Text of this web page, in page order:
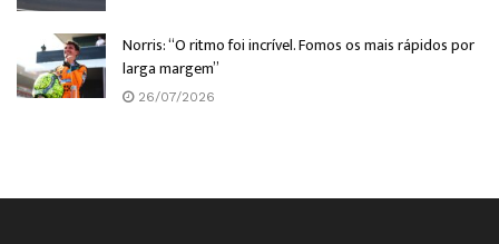
Norris: “O ritmo foi incrível. Fomos os mais rápidos por
larga margem”
26/07/2026